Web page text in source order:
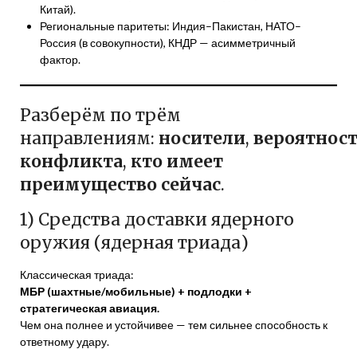
Китай).
Региональные паритеты: Индия–Пакистан, НАТО–
Россия (в совокупности), КНДР — асимметричный
фактор.
Разберём по трём
направлениям: носители,
конфликта, кто имеет
преимущество сейчас.
1) Средства доставки ядерного
оружия (ядерная триада)
Классическая триада:
МБР (шахтные/мобильные) + подлодки +
стратегическая авиация.
Чем она полнее и устойчивее — тем сильнее способность к
ответному удару.